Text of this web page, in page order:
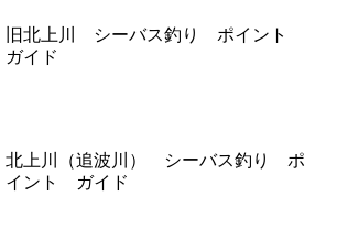
旧北上川 シーバス釣り ポイント
ガイド
北上川（追波川） シーバス釣り ポ
イント ガイド